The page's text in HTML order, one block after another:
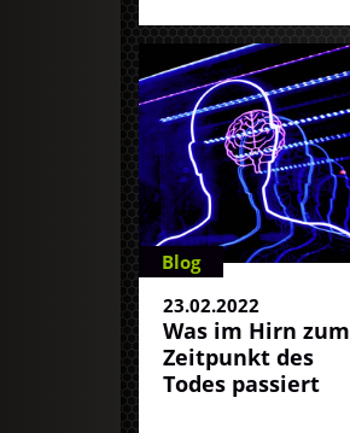
Blog
23.02.2022
Was im Hirn zum
Zeitpunkt des
Todes passiert